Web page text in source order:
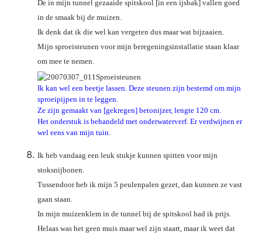
De in mijn tunnel gezaaide spitskool [in een ijsbak] vallen goed
in de smaak bij de muizen.
Ik denk dat ik die wel kan vergeten dus maar wat bijzaaien.
Mijn sproeisteunen voor mijn beregeningsinstallatie staan klaar
om mee te nemen.
Ik kan wel een beetje lassen. Deze steunen zijn bestemd om mijn
sproeipijpen in te leggen.
Ze zijn gemaakt van [gekregen] betonijzer, lengte 120 cm.
Het onderstuk is behandeld met onderwaterverf. Er verdwijnen er
wel eens van mijn tuin.
Ik heb vandaag een leuk stukje kunnen spitten voor mijn
stoksnijbonen.
Tussendoor heb ik mijn 5 peulenpalen gezet, dan kunnen ze vast
gaan staan.
In mijn muizenklem in de tunnel bij de spitskool had ik prijs.
Helaas was het geen muis maar wel zijn staart, maar ik weet dat